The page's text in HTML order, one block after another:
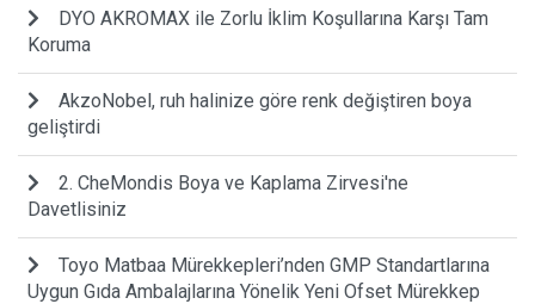
DYO AKROMAX ile Zorlu İklim Koşullarına Karşı Tam
Koruma
AkzoNobel, ruh halinize göre renk değiştiren boya
geliştirdi
2. CheMondis Boya ve Kaplama Zirvesi'ne
Davetlisiniz
Toyo Matbaa Mürekkepleri’nden GMP Standartlarına
Uygun Gıda Ambalajlarına Yönelik Yeni Ofset Mürekkep